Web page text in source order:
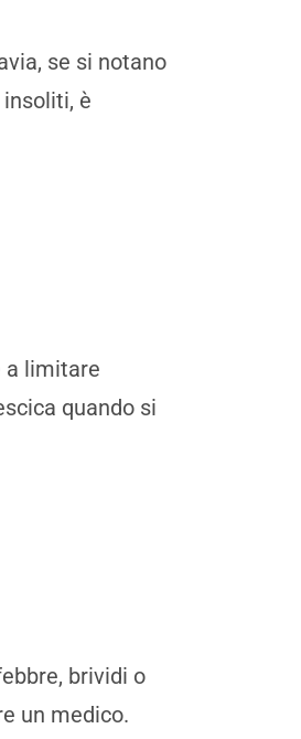
se si notano
è
a limitare
quando si
brividi o
un medico.